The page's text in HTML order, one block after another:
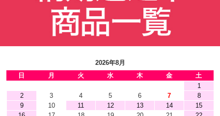
2026年8月
日
月 火 水 木 金
土
1
2
3 4 5 6 7
8
9
10 11 12 13 14
15